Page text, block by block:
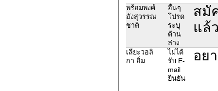
พร้อมพงศ์
อังสุวรรณ
ชาติ
อื่นๆ
โปรด
ระบุ
ด้าน
ล่าง
สมั
แล้
เลียะวอลิ
กา อิ่ม
ไม่ได้
รับ E-
mail
ยืนยัน
อย